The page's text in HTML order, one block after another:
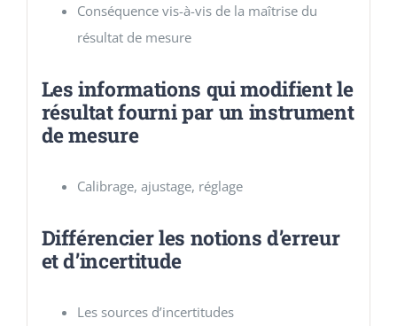
Conséquence vis-à-vis de la maîtrise du
résultat de mesure
Les informations qui modifient le
résultat fourni par un instrument
de mesure
Calibrage, ajustage, réglage
Différencier les notions d’erreur
et d’incertitude
Les sources d’incertitudes